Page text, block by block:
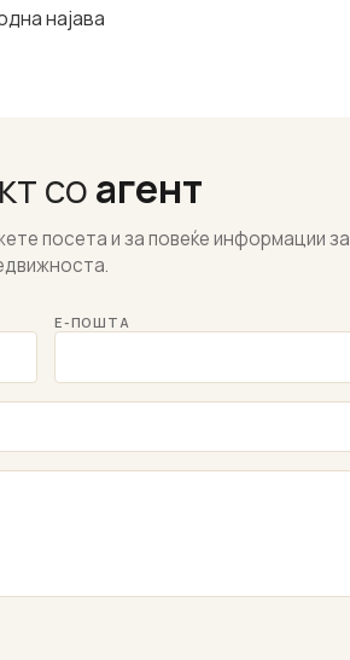
најава
соагент
посета и за повеќе информации за
Е-ПОШТА